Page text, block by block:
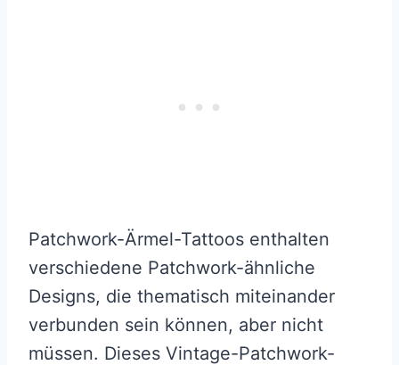
Patchwork-Ärmel-Tattoos enthalten
verschiedene Patchwork-ähnliche
Designs, die thematisch miteinander
verbunden sein können, aber nicht
müssen. Dieses Vintage-Patchwork-